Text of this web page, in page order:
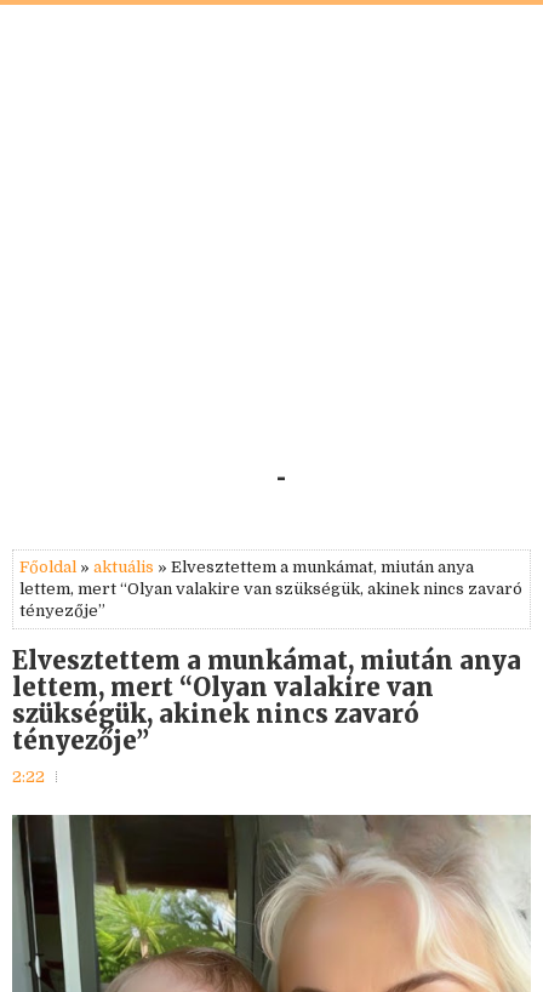
-
Főoldal » aktuális » Elvesztettem a munkámat, miután anya
lettem, mert “Olyan valakire van szükségük, akinek nincs zavaró
tényezője”
Elvesztettem a munkámat, miután anya
lettem, mert “Olyan valakire van
szükségük, akinek nincs zavaró
tényezője”
2:22